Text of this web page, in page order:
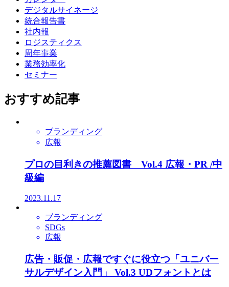
デジタルサイネージ
統合報告書
社内報
ロジスティクス
周年事業
業務効率化
セミナー
おすすめ記事
ブランディング
広報
プロの目利きの推薦図書 Vol.4 広報・PR /中
級編
2023.11.17
ブランディング
SDGs
広報
広告・販促・広報ですぐに役立つ「ユニバー
サルデザイン入門」 Vol.3 UDフォントとは